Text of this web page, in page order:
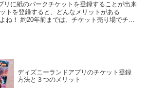
リに紙のパークチケットを登録することが出来
ディズニーランドアプリのチケット登録
方法と３つのメリット